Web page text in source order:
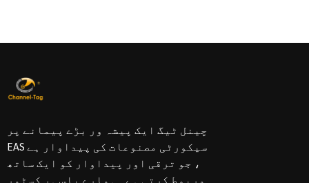
چینل ٹیگ ایک پیشہ ور بڑے پیمانے پر
EAS سیکورٹی مصنوعات کی پیداوار ہے
، جو ترقی اور پیداوار کو ایک ساتھ
مربوط کرتی ہے۔ ہمارے پاس ہر کسٹمر